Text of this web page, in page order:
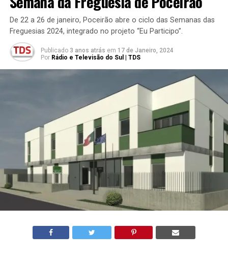
De 22 a 26 de janeiro, Poceirão abre o ciclo das Semanas das
Freguesias 2024, integrado no projeto “Eu Participo”.
Publicado 3 anos atrás em 17 de Janeiro, 2024
Por Rádio e Televisão do Sul | TDS